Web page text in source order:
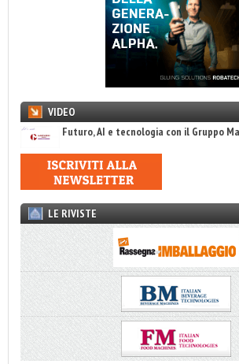
VIDEO
Futuro, AI e tecnologia con il Gruppo
LE RIVISTE